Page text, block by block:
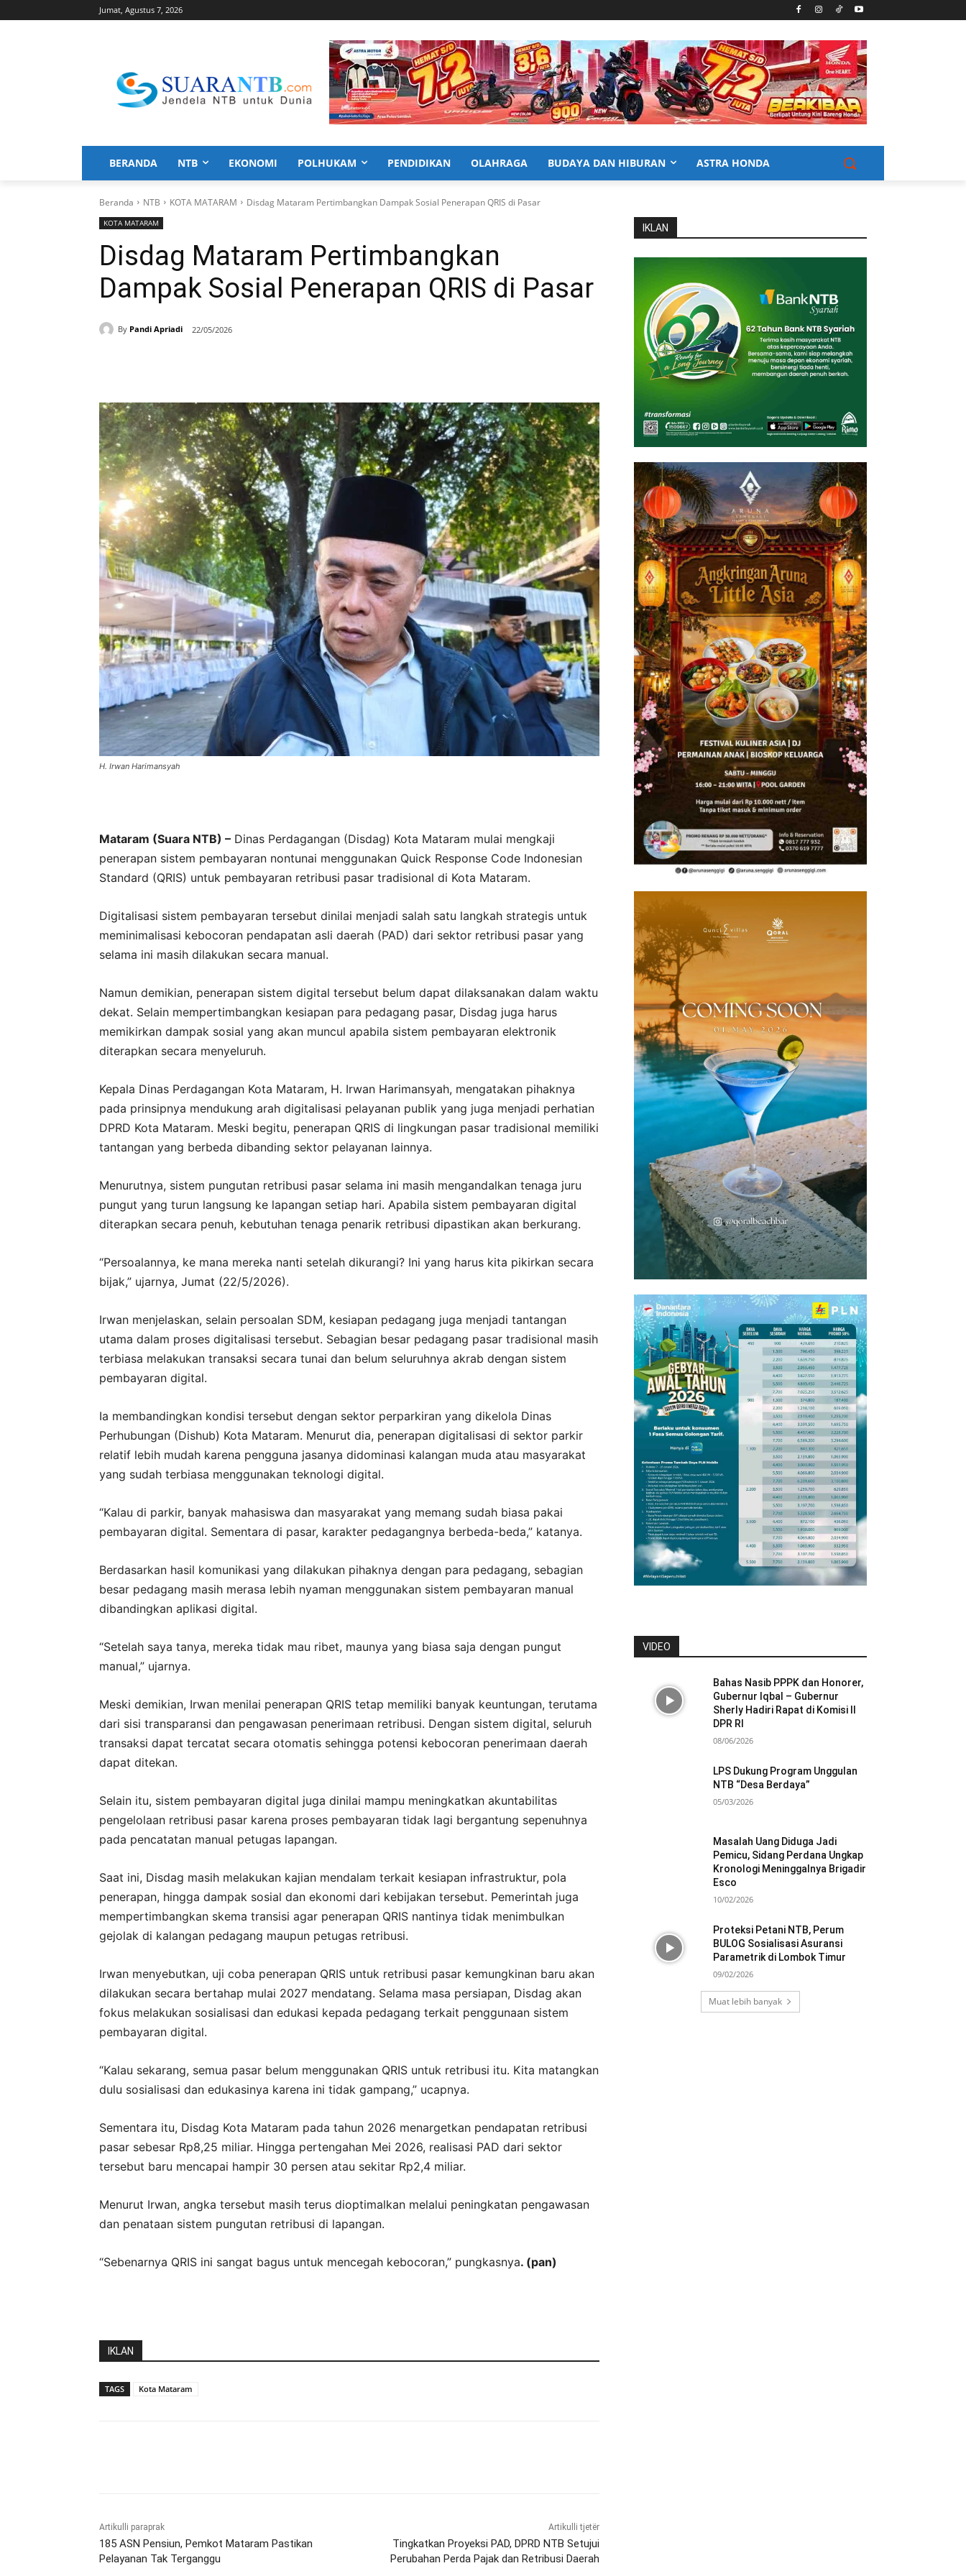
Jumat, Agustus 7, 2026
BERANDA NTB EKONOMI POLHUKAM PENDIDIKAN OLAHRAGA BUDAYA DAN HIBURAN ASTRA HONDA
Beranda NTB KOTA MATARAM Disdag Mataram Pertimbangkan Dampak Sosial Penerapan QRIS di Pasar
KOTA MATARAM
Disdag Mataram Pertimbangkan
Dampak Sosial Penerapan QRIS di Pasar
By Pandi Apriadi 22/05/2026
H. Irwan Harimansyah
Mataram (Suara NTB) – Dinas Perdagangan (Disdag) Kota Mataram mulai mengkaji
penerapan sistem pembayaran nontunai menggunakan Quick Response Code Indonesian
Standard (QRIS) untuk pembayaran retribusi pasar tradisional di Kota Mataram.
Digitalisasi sistem pembayaran tersebut dinilai menjadi salah satu langkah strategis untuk
meminimalisasi kebocoran pendapatan asli daerah (PAD) dari sektor retribusi pasar yang
selama ini masih dilakukan secara manual.
Namun demikian, penerapan sistem digital tersebut belum dapat dilaksanakan dalam waktu
dekat. Selain mempertimbangkan kesiapan para pedagang pasar, Disdag juga harus
memikirkan dampak sosial yang akan muncul apabila sistem pembayaran elektronik
diterapkan secara menyeluruh.
Kepala Dinas Perdagangan Kota Mataram, H. Irwan Harimansyah, mengatakan pihaknya
pada prinsipnya mendukung arah digitalisasi pelayanan publik yang juga menjadi perhatian
DPRD Kota Mataram. Meski begitu, penerapan QRIS di lingkungan pasar tradisional memiliki
tantangan yang berbeda dibanding sektor pelayanan lainnya.
Menurutnya, sistem pungutan retribusi pasar selama ini masih mengandalkan tenaga juru
pungut yang turun langsung ke lapangan setiap hari. Apabila sistem pembayaran digital
diterapkan secara penuh, kebutuhan tenaga penarik retribusi dipastikan akan berkurang.
“Persoalannya, ke mana mereka nanti setelah dikurangi? Ini yang harus kita pikirkan secara
bijak,” ujarnya, Jumat (22/5/2026).
Irwan menjelaskan, selain persoalan SDM, kesiapan pedagang juga menjadi tantangan
utama dalam proses digitalisasi tersebut. Sebagian besar pedagang pasar tradisional masih
terbiasa melakukan transaksi secara tunai dan belum seluruhnya akrab dengan sistem
pembayaran digital.
Ia membandingkan kondisi tersebut dengan sektor perparkiran yang dikelola Dinas
Perhubungan (Dishub) Kota Mataram. Menurut dia, penerapan digitalisasi di sektor parkir
relatif lebih mudah karena pengguna jasanya didominasi kalangan muda atau masyarakat
yang sudah terbiasa menggunakan teknologi digital.
“Kalau di parkir, banyak mahasiswa dan masyarakat yang memang sudah biasa pakai
pembayaran digital. Sementara di pasar, karakter pedagangnya berbeda-beda,” katanya.
Berdasarkan hasil komunikasi yang dilakukan pihaknya dengan para pedagang, sebagian
besar pedagang masih merasa lebih nyaman menggunakan sistem pembayaran manual
dibandingkan aplikasi digital.
“Setelah saya tanya, mereka tidak mau ribet, maunya yang biasa saja dengan pungut
manual,” ujarnya.
Meski demikian, Irwan menilai penerapan QRIS tetap memiliki banyak keuntungan, terutama
dari sisi transparansi dan pengawasan penerimaan retribusi. Dengan sistem digital, seluruh
transaksi dapat tercatat secara otomatis sehingga potensi kebocoran penerimaan daerah
dapat ditekan.
Selain itu, sistem pembayaran digital juga dinilai mampu meningkatkan akuntabilitas
pengelolaan retribusi pasar karena proses pembayaran tidak lagi bergantung sepenuhnya
pada pencatatan manual petugas lapangan.
Saat ini, Disdag masih melakukan kajian mendalam terkait kesiapan infrastruktur, pola
penerapan, hingga dampak sosial dan ekonomi dari kebijakan tersebut. Pemerintah juga
mempertimbangkan skema transisi agar penerapan QRIS nantinya tidak menimbulkan
gejolak di kalangan pedagang maupun petugas retribusi.
Irwan menyebutkan, uji coba penerapan QRIS untuk retribusi pasar kemungkinan baru akan
dilakukan secara bertahap mulai 2027 mendatang. Selama masa persiapan, Disdag akan
fokus melakukan sosialisasi dan edukasi kepada pedagang terkait penggunaan sistem
pembayaran digital.
“Kalau sekarang, semua pasar belum menggunakan QRIS untuk retribusi itu. Kita matangkan
dulu sosialisasi dan edukasinya karena ini tidak gampang,” ucapnya.
Sementara itu, Disdag Kota Mataram pada tahun 2026 menargetkan pendapatan retribusi
pasar sebesar Rp8,25 miliar. Hingga pertengahan Mei 2026, realisasi PAD dari sektor
tersebut baru mencapai hampir 30 persen atau sekitar Rp2,4 miliar.
Menurut Irwan, angka tersebut masih terus dioptimalkan melalui peningkatan pengawasan
dan penataan sistem pungutan retribusi di lapangan.
“Sebenarnya QRIS ini sangat bagus untuk mencegah kebocoran,” pungkasnya. (pan)
IKLAN
TAGS Kota Mataram
Artikulli paraprak
185 ASN Pensiun, Pemkot Mataram Pastikan
Pelayanan Tak Terganggu
Artikulli tjetër
Tingkatkan Proyeksi PAD, DPRD NTB Setujui
Perubahan Perda Pajak dan Retribusi Daerah
IKLAN
VIDEO
Bahas Nasib PPPK dan Honorer,
Gubernur Iqbal – Gubernur
Sherly Hadiri Rapat di Komisi II
DPR RI
08/06/2026
LPS Dukung Program Unggulan
NTB “Desa Berdaya”
05/03/2026
Masalah Uang Diduga Jadi
Pemicu, Sidang Perdana Ungkap
Kronologi Meninggalnya Brigadir
Esco
10/02/2026
Proteksi Petani NTB, Perum
BULOG Sosialisasi Asuransi
Parametrik di Lombok Timur
09/02/2026
Muat lebih banyak